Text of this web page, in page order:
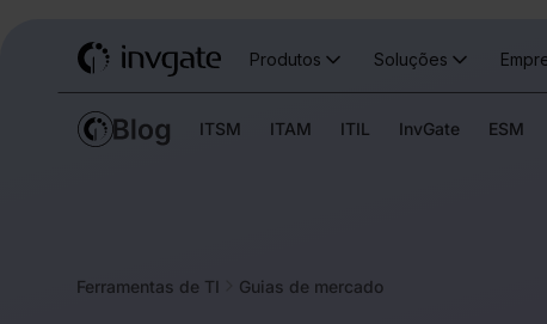
Produtos Soluções
ITSM ITAM ITIL InvGate ESM
Ferramentas de TI Guias de mercado